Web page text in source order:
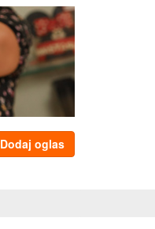
Dodaj oglas